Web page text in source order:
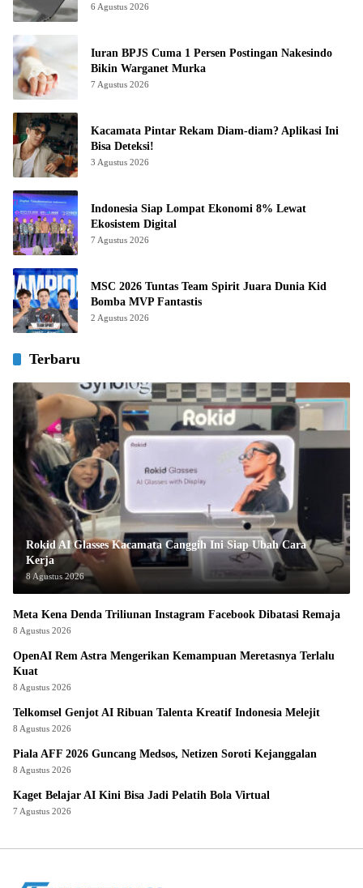
6 Agustus 2026
Iuran BPJS Cuma 1 Persen Postingan Nakesindo
Bikin Warganet Murka
7 Agustus 2026
Kacamata Pintar Rekam Diam-diam? Aplikasi Ini
Bisa Deteksi!
3 Agustus 2026
Indonesia Siap Lompat Ekonomi 8% Lewat
Ekosistem Digital
7 Agustus 2026
MSC 2026 Tuntas Team Spirit Juara Dunia Kid
Bomba MVP Fantastis
2 Agustus 2026
Terbaru
Rokid AI Glasses Kacamata Canggih Ini Siap Ubah Cara
Kerja
8 Agustus 2026
Meta Kena Denda Triliunan Instagram Facebook Dibatasi Remaja
8 Agustus 2026
OpenAI Rem Astra Mengerikan Kemampuan Meretasnya Terlalu
Kuat
8 Agustus 2026
Telkomsel Genjot AI Ribuan Talenta Kreatif Indonesia Melejit
8 Agustus 2026
Piala AFF 2026 Guncang Medsos, Netizen Soroti Kejanggalan
8 Agustus 2026
Kaget Belajar AI Kini Bisa Jadi Pelatih Bola Virtual
7 Agustus 2026